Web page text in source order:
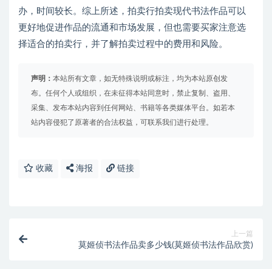
办，时间较长。综上所述，拍卖行拍卖现代书法作品可以
更好地促进作品的流通和市场发展，但也需要买家注意选
择适合的拍卖行，并了解拍卖过程中的费用和风险。
声明： 本站所有文章，如无特殊说明或标注，均为本站原创发
布。任何个人或组织，在未征得本站同意时，禁止复制、盗用、
采集、发布本站内容到任何网站、书籍等各类媒体平台。如若本
站内容侵犯了原著者的合法权益，可联系我们进行处理。
收藏 海报 链接
上一篇
莫姬侦书法作品卖多少钱(莫姬侦书法作品欣赏)